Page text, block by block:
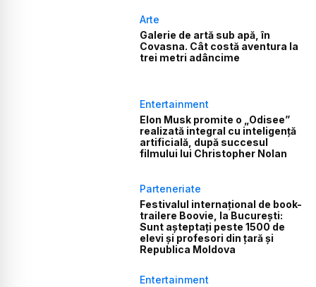
Arte
Galerie de artă sub apă, în
Covasna. Cât costă aventura la
trei metri adâncime
Entertainment
Elon Musk promite o „Odisee”
realizată integral cu inteligență
artificială, după succesul
filmului lui Christopher Nolan
Parteneriate
Festivalul internațional de book-
trailere Boovie, la București:
Sunt așteptați peste 1500 de
elevi și profesori din țară și
Republica Moldova
Entertainment